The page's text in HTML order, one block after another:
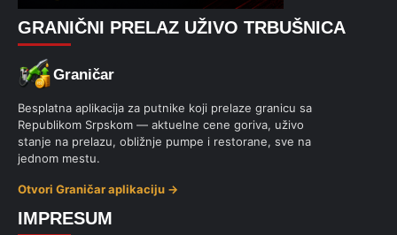
GRANIČNI PRELAZ UŽIVO TRBUŠNICA
Graničar
Besplatna aplikacija za putnike koji prelaze granicu sa
Republikom Srpskom — aktuelne cene goriva, uživo
stanje na prelazu, obližnje pumpe i restorane, sve na
jednom mestu.
Otvori Graničar aplikaciju →
IMPRESUM